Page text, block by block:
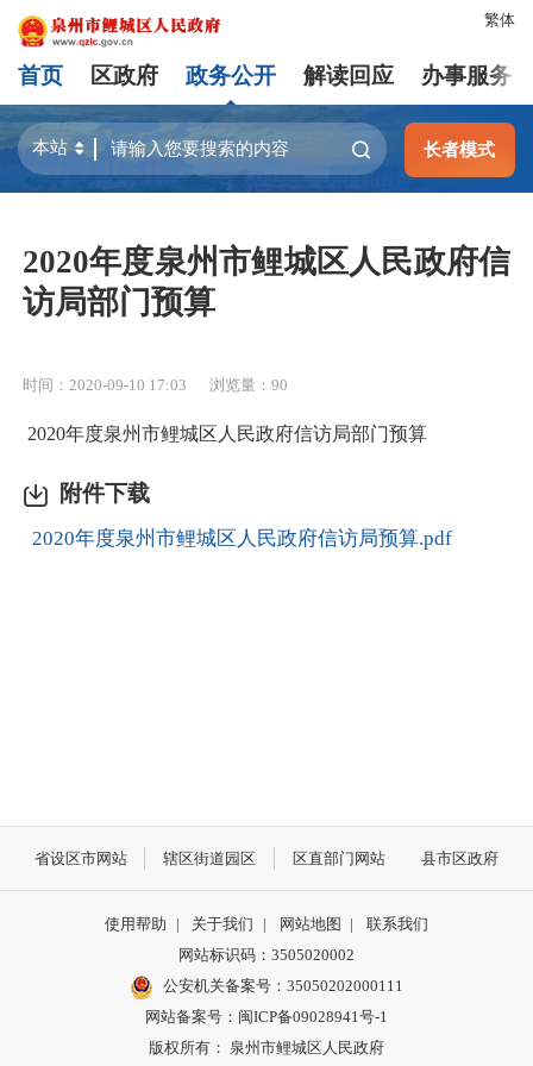
繁体
首页 区政府 政务公开 解读回应 办事服务
长者模式
2020年度泉州市鲤城区人民政府信
访局部门预算
时间：2020-09-10 17:03 浏览量： 90
2020年度泉州市鲤城区人民政府信访局部门预算
附件下载
2020年度泉州市鲤城区人民政府信访局预算.pdf
省设区市网站 辖区街道园区 区直部门网站 县市区政府
使用帮助 | 关于我们 | 网站地图 |
联系我们
网站标识码：3505020002
公安机关备案号：35050202000111
网站备案号：闽ICP备09028941号-1
版权所有： 泉州市鲤城区人民政府